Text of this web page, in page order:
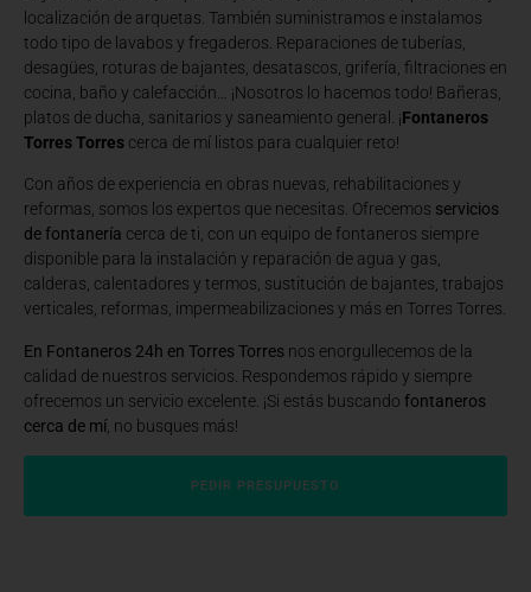
localización de arquetas. También suministramos e instalamos
todo tipo de lavabos y fregaderos. Reparaciones de tuberías,
desagües, roturas de bajantes, desatascos, grifería, filtraciones en
cocina, baño y calefacción… ¡Nosotros lo hacemos todo! Bañeras,
platos de ducha, sanitarios y saneamiento general. ¡Fontaneros
Torres Torres cerca de mí listos para cualquier reto!
Con años de experiencia en obras nuevas, rehabilitaciones y
reformas, somos los expertos que necesitas. Ofrecemos servicios
de fontanería cerca de ti, con un equipo de fontaneros siempre
disponible para la instalación y reparación de agua y gas,
calderas, calentadores y termos, sustitución de bajantes, trabajos
verticales, reformas, impermeabilizaciones y más en Torres Torres.
En Fontaneros 24h en Torres Torres nos enorgullecemos de la
calidad de nuestros servicios. Respondemos rápido y siempre
ofrecemos un servicio excelente. ¡Si estás buscando fontaneros
cerca de mí , no busques más!
PEDIR PRESUPUESTO